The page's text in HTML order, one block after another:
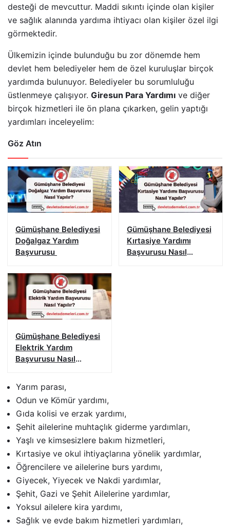
desteği de mevcuttur. Maddi sıkıntı içinde olan kişiler
ve sağlık alanında yardıma ihtiyacı olan kişiler özel ilgi
görmektedir.
Ülkemizin içinde bulunduğu bu zor dönemde hem
devlet hem belediyeler hem de özel kuruluşlar birçok
yardımda bulunuyor. Belediyeler bu sorumluluğu
üstlenmeye çalışıyor. Giresun Para Yardımı ve diğer
birçok hizmetleri ile ön plana çıkarken, gelin yaptığı
yardımları inceleyelim:
Göz Atın
Gümüşhane Belediyesi
Doğalgaz Yardım
Başvurusu
Gümüşhane Belediyesi
Kırtasiye Yardımı
Başvurusu Nasıl
Gümüşhane Belediyesi
Elektrik Yardım
Başvurusu Nasıl
Yarım parası,
Odun ve Kömür yardımı,
Gıda kolisi ve erzak yardımı,
Şehit ailelerine muhtaçlık giderme yardımları,
Yaşlı ve kimsesizlere bakım hizmetleri,
Kırtasiye ve okul ihtiyaçlarına yönelik yardımlar,
Öğrencilere ve ailelerine burs yardımı,
Giyecek, Yiyecek ve Nakdi yardımlar,
Şehit, Gazi ve Şehit Ailelerine yardımlar,
Yoksul ailelere kira yardımı,
Sağlık ve evde bakım hizmetleri yardımları,